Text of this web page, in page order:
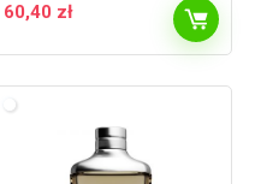
60,40 zł